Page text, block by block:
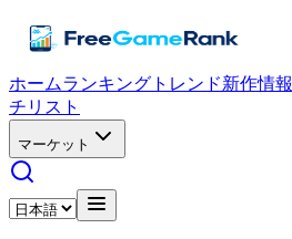
ホームランキング トレンド新作情報
チリスト
マーケット